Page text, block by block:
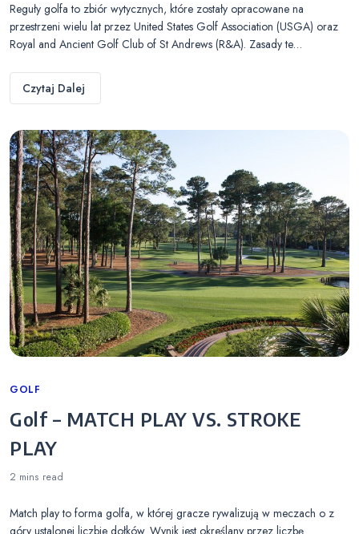
Reguły golfa to zbiór wytycznych, które zostały opracowane na
przestrzeni wielu lat przez United States Golf Association (USGA) oraz
Royal and Ancient Golf Club of St Andrews (R&A). Zasady te…
Czytaj Dalej
Categories
GOLF
Golf – MATCH PLAY VS. STROKE
PLAY
2 mins read
Match play to forma golfa, w której gracze rywalizują w meczach o z
góry ustalonej liczbie dołków. Wynik jest określany przez liczbę